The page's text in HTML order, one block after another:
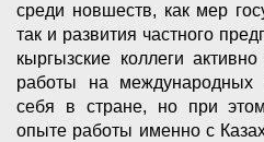
среди новшеств, как мер
так и развития частного
кыргызские коллеги
работы на международных
себя в стране, но при
опыте работы именно с